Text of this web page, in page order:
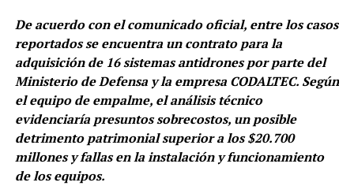
De acuerdo con el comunicado oficial, entre los casos
reportados se encuentra un contrato para la
adquisición de 16 sistemas antidrones por parte del
Ministerio de Defensa y la empresa CODALTEC. Según
el equipo de empalme, el análisis técnico
evidenciaría presuntos sobrecostos, un posible
detrimento patrimonial superior a los $20.700
millones y fallas en la instalación y funcionamiento
de los equipos.